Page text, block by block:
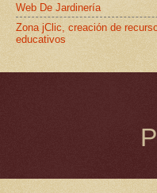
Web De Jardinería
Zona jClic, creación de
educativos